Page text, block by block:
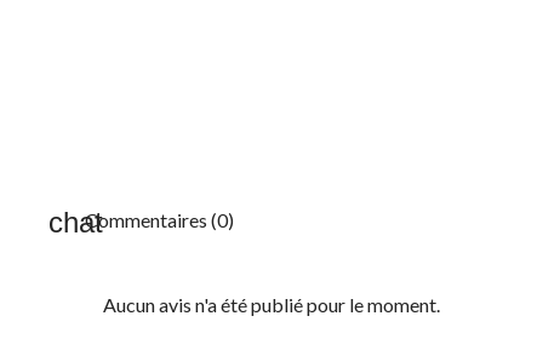
Commentaires (0)
Aucun avis n'a été publié pour le moment.